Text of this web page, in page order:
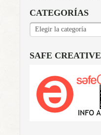
CATEGORÍAS
CATEGORÍAS
SAFE CREATIVE